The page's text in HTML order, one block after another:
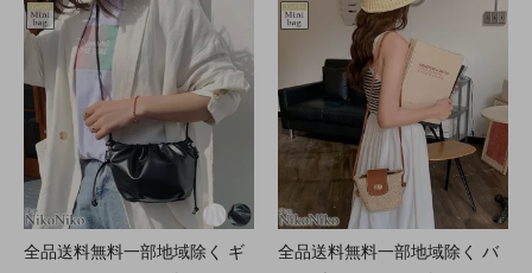
全品送料無料一部地域除く ギ
全品送料無料一部地域除く バ